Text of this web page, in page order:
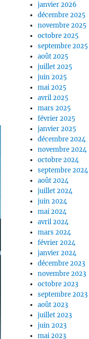
janvier 2026
décembre 2025
novembre 2025
octobre 2025
septembre 2025
août 2025
juillet 2025
juin 2025
mai 2025
avril 2025
mars 2025
février 2025
janvier 2025
décembre 2024
novembre 2024
octobre 2024
septembre 2024
août 2024
juillet 2024
juin 2024
mai 2024
avril 2024
mars 2024
février 2024
janvier 2024
décembre 2023
novembre 2023
octobre 2023
septembre 2023
août 2023
juillet 2023
juin 2023
mai 2023